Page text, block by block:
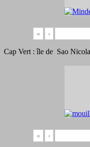
« ‹
Cap Vert : île de Sao
« ‹